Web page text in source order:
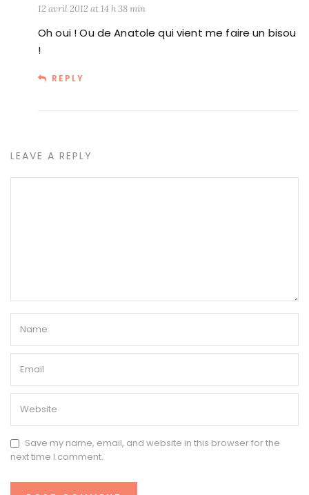
12 avril 2012 at 14 h 38 min
Oh oui ! Ou de Anatole qui vient me faire un bisou
!
REPLY
LEAVE A REPLY
Save my name, email, and website in this browser for the
next time I comment.